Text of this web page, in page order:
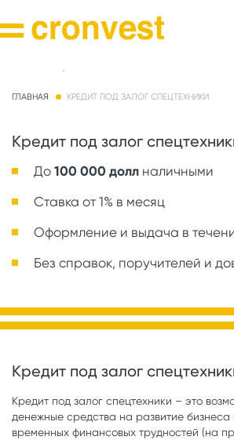
ГЛАВНАЯ КРЕДИТ ПОД ЗАЛОГ СПЕЦТЕХНИКИ
Кредит под залог
До 100 000 долл наличными
Ставка от 1% в месяц
Оформление и выдача в
Без справок, поручителей и
Кредит под залог
Кредит под залог спецтехники – это
денежные средства на развитие
временных финансовых трудностей (на